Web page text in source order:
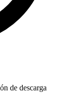
de descarga